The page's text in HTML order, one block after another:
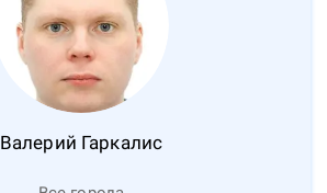
Валерий Гаркалис